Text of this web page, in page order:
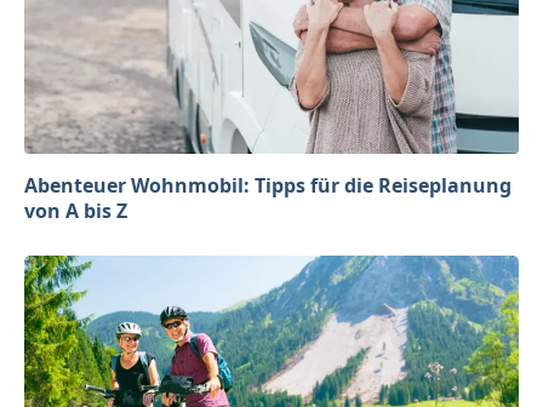
Abenteuer Wohnmobil: Tipps für die Reiseplanung
von A bis Z